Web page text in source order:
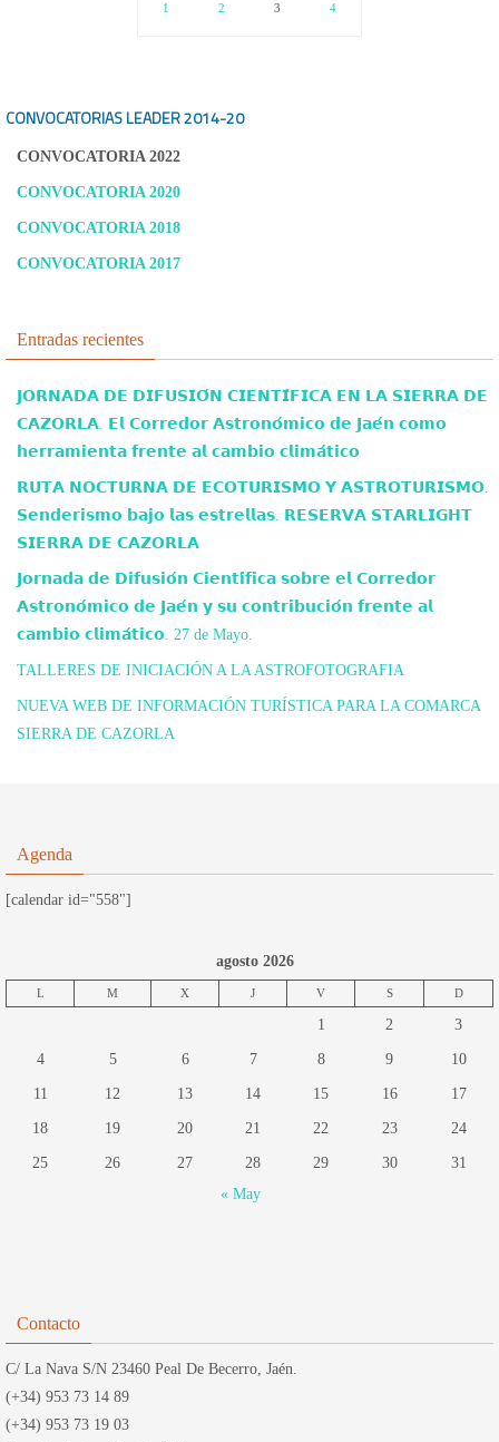
1 2 3 4
CONVOCATORIAS LEADER2014-20
CONVOCATORIA 2022
CONVOCATORIA 2020
CONVOCATORIA 2018
CONVOCATORIA 2017
Entradas recientes
𝗝𝗢𝗥𝗡𝗔𝗗𝗔 𝗗𝗘 𝗗𝗜𝗙𝗨𝗦𝗜𝗢́𝗡 𝗖𝗜𝗘𝗡𝗧𝗜́𝗙𝗜𝗖𝗔 𝗘𝗡 𝗟𝗔 𝗦𝗜𝗘𝗥𝗥𝗔 𝗗𝗘
𝗖𝗔𝗭𝗢𝗥𝗟𝗔. 𝗘𝗹 𝗖𝗼𝗿𝗿𝗲𝗱𝗼𝗿 𝗔𝘀𝘁𝗿𝗼𝗻𝗼́𝗺𝗶𝗰𝗼 𝗱𝗲 𝗝𝗮𝗲́𝗻 𝗰𝗼𝗺𝗼
𝗵𝗲𝗿𝗿𝗮𝗺𝗶𝗲𝗻𝘁𝗮 𝗳𝗿𝗲𝗻𝘁𝗲 𝗮𝗹 𝗰𝗮𝗺𝗯𝗶𝗼 𝗰𝗹𝗶𝗺𝗮́𝘁𝗶𝗰𝗼
𝗥𝗨𝗧𝗔 𝗡𝗢𝗖𝗧𝗨𝗥𝗡𝗔 𝗗𝗘 𝗘𝗖𝗢𝗧𝗨𝗥𝗜𝗦𝗠𝗢 𝗬 𝗔𝗦𝗧𝗥𝗢𝗧𝗨𝗥𝗜𝗦𝗠𝗢.
𝗦𝗲𝗻𝗱𝗲𝗿𝗶𝘀𝗺𝗼 𝗯𝗮𝗷𝗼 𝗹𝗮𝘀 𝗲𝘀𝘁𝗿𝗲𝗹𝗹𝗮𝘀. 𝗥𝗘𝗦𝗘𝗥𝗩𝗔 𝗦𝗧𝗔𝗥𝗟𝗜𝗚𝗛𝗧
𝗦𝗜𝗘𝗥𝗥𝗔 𝗗𝗘 𝗖𝗔𝗭𝗢𝗥𝗟𝗔
𝗝𝗼𝗿𝗻𝗮𝗱𝗮 𝗱𝗲 𝗗𝗶𝗳𝘂𝘀𝗶𝗼́𝗻 𝗖𝗶𝗲𝗻𝘁𝗶́𝗳𝗶𝗰𝗮 𝘀𝗼𝗯𝗿𝗲 𝗲𝗹 𝗖𝗼𝗿𝗿𝗲𝗱𝗼𝗿
𝗔𝘀𝘁𝗿𝗼𝗻𝗼́𝗺𝗶𝗰𝗼 𝗱𝗲 𝗝𝗮𝗲́𝗻 𝘆 𝘀𝘂 𝗰𝗼𝗻𝘁𝗿𝗶𝗯𝘂𝗰𝗶𝗼́𝗻 𝗳𝗿𝗲𝗻𝘁𝗲 𝗮𝗹
𝗰𝗮𝗺𝗯𝗶𝗼 𝗰𝗹𝗶𝗺𝗮́𝘁𝗶𝗰𝗼. 27 de Mayo.
TALLERES DE INICIACIÓN A LA ASTROFOTOGRAFIA
NUEVA WEB DE INFORMACIÓN TURÍSTICA PARA LA COMARCA
SIERRA DE CAZORLA
Agenda
[calendar id="558"]
agosto 2026
L M X J V S D
1 2 3
4 5 6 7 8 9 10
11 12 13 14 15 16 17
18 19 20 21 22 23 24
25 26 27 28 29 30
31
« May
Contacto
C/ La Nava S/N 23460 Peal De Becerro, Jaén.
(+34) 953 73 14 89
(+34) 953 73 19 03